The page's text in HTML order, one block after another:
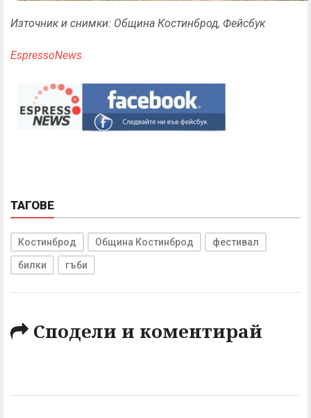
Източник и снимки: Община Костинброд, Фейсбук
EspressoNews
ТАГОВЕ
Костинброд Община Костинброд фестивал
билки гъби
Сподели и коментирай